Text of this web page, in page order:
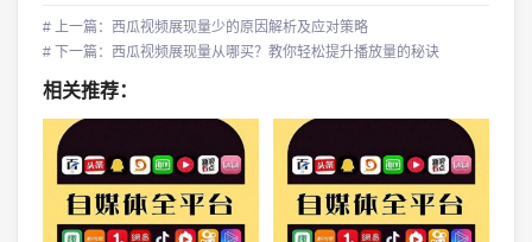
# 上一篇：西瓜视频展现量少的原因解析及应对策略
# 下一篇：西瓜视频展现量从哪买？教你轻松提升播放量的秘诀
相关推荐：